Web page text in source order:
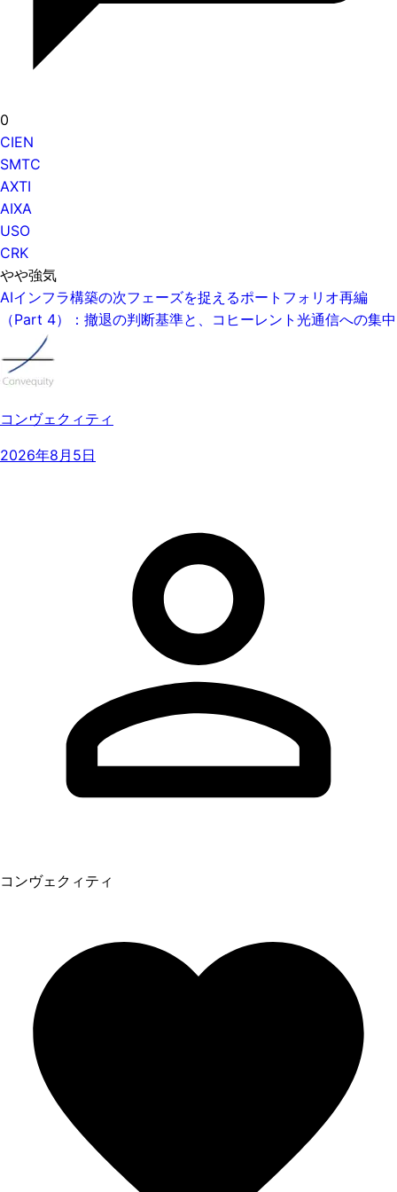
0
CIEN
SMTC
AXTI
AIXA
USO
CRK
やや強気
AIインフラ構築の次フェーズを捉えるポートフォリオ再編
（Part 4）：撤退の判断基準と、コヒーレント光通信への集中
コンヴェクィティ
2026年8月5日
コンヴェクィティ